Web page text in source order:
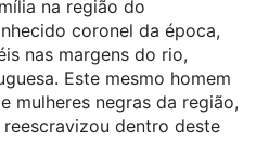
na região do
coronel da época,
nas margens do rio,
Este mesmo homem
mulheres negras da região,
dentro deste